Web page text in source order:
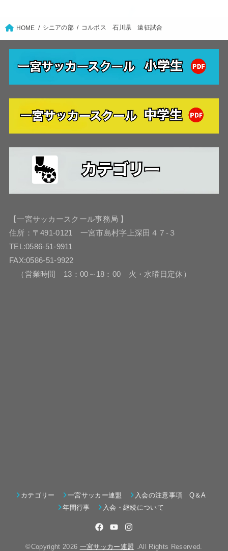
HOME シニアの部 コルボス 石川県 遠征試合
【一宮サッカースクール事務局 】
住所：〒491-0121 一宮市島村字上深田４７-３
TEL:0586-51-9911
FAX:0586-51-9922
（営業時間 13：00～18：00 火・水曜日定休）
カテゴリー 一宮サッカー連盟
入会の注意事項 Q＆A
年間行事
入会・継続について
©Copyright 2026 一宮サッカー連盟 .All Rights Reserved.